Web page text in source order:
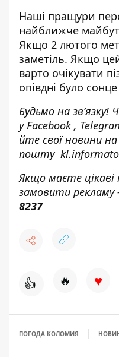
Наші пращури
найближче
Якщо 2 лютого
заметіль. Якщо
варто очікувати
опівдні було
Будьмо на
уFacebook,
йте свої новини на
пошту
Якщо маєте
замовити
8237
👍 🔥 ♥
ПОГОДА КОЛОМИЯ